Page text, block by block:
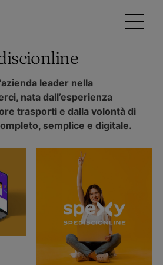
leader nella
nata dall’esperienza
trasporti e dalla volontà di
semplice e digitale.